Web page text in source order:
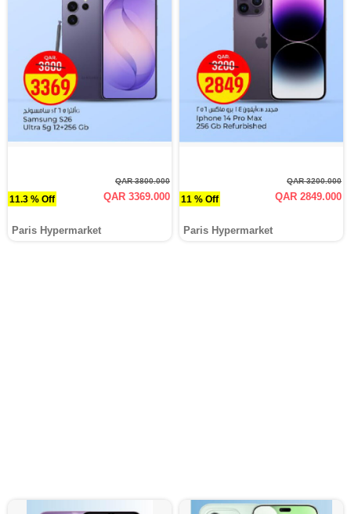
11.3 % Off
QAR 3800.000
QAR 3369.000
Paris Hypermarket
11 % Off
QAR 3200.000
QAR 2849.000
Paris Hypermarket